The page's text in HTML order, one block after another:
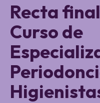
Recta
Curso de